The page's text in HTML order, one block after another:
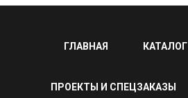
ГЛАВНАЯ КАТАЛОГ
ПРОЕКТЫ И СПЕЦЗАКАЗЫ